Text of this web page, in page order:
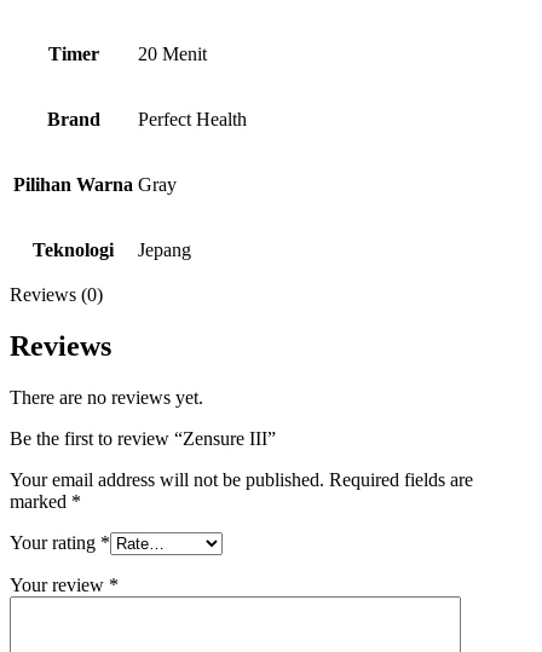
Timer 20 Menit
Brand Perfect Health
Pilihan Warna Gray
Teknologi Jepang
Reviews (0)
Reviews
There are no reviews yet.
Be the first to review “Zensure III”
Your email address will not be published. Required fields are
marked *
Your rating *
Your review *